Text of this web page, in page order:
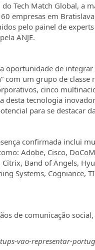
Tech Match Global, a
empresas em
pelo painel de
ANJE.
oportunidade de
com um grupo de
cinco
desta tecnologia
para se destacar
confirmada inclui
Adobe, Cisco,
Band of Angels,
Systems, Cogniance,
de comunicação
vao-representar-